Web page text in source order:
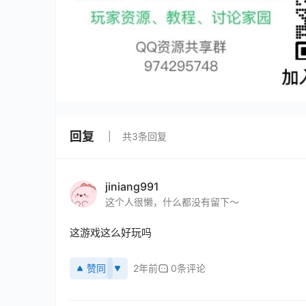
回复 共3条回复
jiniang991
这个人很懒，什么都没有留下～
这游戏这么好玩吗
赞同 2年前 0条评论